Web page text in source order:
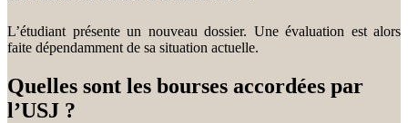
L’étudiant présente un nouveau dossier. Une évaluation est alors
faite dépendamment de sa situation actuelle.
Quelles sont les bourses accordées par
l’USJ ?